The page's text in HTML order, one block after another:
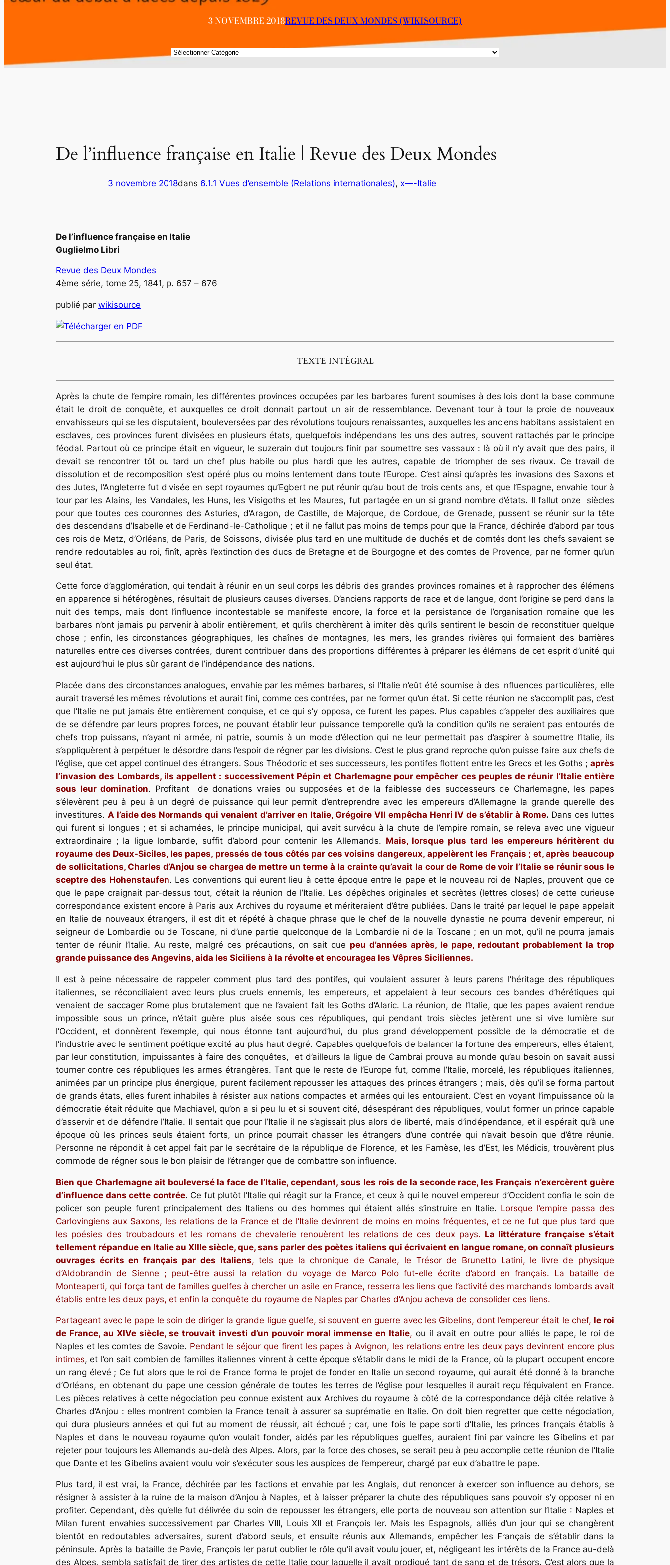
3 NOVEMBRE 2018REVUE DES DEUX MONDES (WIKISOURCE)
Catégories
De l’influence française en Italie | Revue des Deux Mondes
3 novembre 2018dans 6.1.1 Vues d’ensemble (Relations internationales), x—-Italie
De l’influence française en Italie
Guglielmo Libri
Revue des Deux Mondes
4ème série, tome 25, 1841, p. 657 – 676
publié par wikisource
TEXTE INTÉGRAL
Après la chute de l’empire romain, les différentes provinces occupées par les barbares furent soumises à des lois dont la base commune
était le droit de conquête, et auxquelles ce droit donnait partout un air de ressemblance. Devenant tour à tour la proie de nouveaux
envahisseurs qui se les disputaient, bouleversées par des révolutions toujours renaissantes, auxquelles les anciens habitans assistaient en
esclaves, ces provinces furent divisées en plusieurs états, quelquefois indépendans les uns des autres, souvent rattachés par le principe
féodal. Partout où ce principe était en vigueur, le suzerain dut toujours finir par soumettre ses vassaux : là où il n’y avait que des pairs, il
devait se rencontrer tôt ou tard un chef plus habile ou plus hardi que les autres, capable de triompher de ses rivaux. Ce travail de
dissolution et de recomposition s’est opéré plus ou moins lentement dans toute l’Europe. C’est ainsi qu’après les invasions des Saxons et
des Jutes, l’Angleterre fut divisée en sept royaumes qu’Egbert ne put réunir qu’au bout de trois cents ans, et que l’Espagne, envahie tour à
tour par les Alains, les Vandales, les Huns, les Visigoths et les Maures, fut partagée en un si grand nombre d’états. Il fallut onze siècles
pour que toutes ces couronnes des Asturies, d’Aragon, de Castille, de Majorque, de Cordoue, de Grenade, pussent se réunir sur la tête
des descendans d’Isabelle et de Ferdinand-le-Catholique ; et il ne fallut pas moins de temps pour que la France, déchirée d’abord par tous
ces rois de Metz, d’Orléans, de Paris, de Soissons, divisée plus tard en une multitude de duchés et de comtés dont les chefs savaient se
rendre redoutables au roi, finît, après l’extinction des ducs de Bretagne et de Bourgogne et des comtes de Provence, par ne former qu’un
seul état.
Cette force d’agglomération, qui tendait à réunir en un seul corps les débris des grandes provinces romaines et à rapprocher des élémens
en apparence si hétérogènes, résultait de plusieurs causes diverses. D’anciens rapports de race et de langue, dont l’origine se perd dans la
nuit des temps, mais dont l’influence incontestable se manifeste encore, la force et la persistance de l’organisation romaine que les
barbares n’ont jamais pu parvenir à abolir entièrement, et qu’ils cherchèrent à imiter dès qu’ils sentirent le besoin de reconstituer quelque
chose ; enfin, les circonstances géographiques, les chaînes de montagnes, les mers, les grandes rivières qui formaient des barrières
naturelles entre ces diverses contrées, durent contribuer dans des proportions différentes à préparer les élémens de cet esprit d’unité qui
est aujourd’hui le plus sûr garant de l’indépendance des nations.
Placée dans des circonstances analogues, envahie par les mêmes barbares, si l’Italie n’eût été soumise à des influences particulières, elle
aurait traversé les mêmes révolutions et aurait fini, comme ces contrées, par ne former qu’un état. Si cette réunion ne s’accomplit pas, c’est
que l’Italie ne put jamais être entièrement conquise, et ce qui s’y opposa, ce furent les papes. Plus capables d’appeler des auxiliaires que
de se défendre par leurs propres forces, ne pouvant établir leur puissance temporelle qu’à la condition qu’ils ne seraient pas entourés de
chefs trop puissans, n’ayant ni armée, ni patrie, soumis à un mode d’élection qui ne leur permettait pas d’aspirer à soumettre l’Italie, ils
s’appliquèrent à perpétuer le désordre dans l’espoir de régner par les divisions. C’est le plus grand reproche qu’on puisse faire aux chefs de
l’église, que cet appel continuel des étrangers. Sous Théodoric et ses successeurs, les pontifes flottent entre les Grecs et les Goths ; après
l’invasion des Lombards, ils appellent : successivement Pépin et Charlemagne pour empêcher ces peuples de réunir l’Italie entière
sous leur domination. Profitant de donations vraies ou supposées et de la faiblesse des successeurs de Charlemagne, les papes
s’élevèrent peu à peu à un degré de puissance qui leur permit d’entreprendre avec les empereurs d’Allemagne la grande querelle des
investitures. A l’aide des Normands qui venaient d’arriver en Italie, Grégoire VII empêcha Henri IV de s’établir à Rome. Dans ces luttes
qui furent si longues ; et si acharnées, le principe municipal, qui avait survécu à la chute de l’empire romain, se releva avec une vigueur
extraordinaire ; la ligue lombarde, suffit d’abord pour contenir les Allemands. Mais, lorsque plus tard les empereurs héritèrent du
royaume des Deux-Siciles, les papes, pressés de tous côtés par ces voisins dangereux, appelèrent les Français ; et, après beaucoup
de sollicitations, Charles d’Anjou se chargea de mettre un terme à la crainte qu’avait la cour de Rome de voir l’Italie se réunir sous le
sceptre des Hohenstaufen. Les conventions qui eurent lieu à cette époque entre le pape et le nouveau roi de Naples, prouvent que ce
que le pape craignait par-dessus tout, c’était la réunion de l’Italie. Les dépêches originales et secrètes (lettres closes) de cette curieuse
correspondance existent encore à Paris aux Archives du royaume et mériteraient d’être publiées. Dans le traité par lequel le pape appelait
en Italie de nouveaux étrangers, il est dit et répété à chaque phrase que le chef de la nouvelle dynastie ne pourra devenir empereur, ni
seigneur de Lombardie ou de Toscane, ni d’une partie quelconque de la Lombardie ni de la Toscane ; en un mot, qu’il ne pourra jamais
tenter de réunir l’Italie. Au reste, malgré ces précautions, on sait que peu d’années après, le pape, redoutant probablement la trop
grande puissance des Angevins, aida les Siciliens à la révolte et encouragea les Vêpres Siciliennes.
Il est à peine nécessaire de rappeler comment plus tard des pontifes, qui voulaient assurer à leurs parens l’héritage des républiques
italiennes, se réconciliaient avec leurs plus cruels ennemis, les empereurs, et appelaient à leur secours ces bandes d’hérétiques qui
venaient de saccager Rome plus brutalement que ne l’avaient fait les Goths d’Alaric. La réunion, de l’Italie, que les papes avaient rendue
impossible sous un prince, n’était guère plus aisée sous ces républiques, qui pendant trois siècles jetèrent une si vive lumière sur
l’Occident, et donnèrent l’exemple, qui nous étonne tant aujourd’hui, du plus grand développement possible de la démocratie et de
l’industrie avec le sentiment poétique excité au plus haut degré. Capables quelquefois de balancer la fortune des empereurs, elles étaient,
par leur constitution, impuissantes à faire des conquêtes, et d’ailleurs la ligue de Cambrai prouva au monde qu’au besoin on savait aussi
tourner contre ces républiques les armes étrangères. Tant que le reste de l’Europe fut, comme l’Italie, morcelé, les républiques italiennes,
animées par un principe plus énergique, purent facilement repousser les attaques des princes étrangers ; mais, dès qu’il se forma partout
de grands états, elles furent inhabiles à résister aux nations compactes et armées qui les entouraient. C’est en voyant l’impuissance où la
démocratie était réduite que Machiavel, qu’on a si peu lu et si souvent cité, désespérant des républiques, voulut former un prince capable
d’asservir et de défendre l’Italie. Il sentait que pour l’Italie il ne s’agissait plus alors de liberté, mais d’indépendance, et il espérait qu’à une
époque où les princes seuls étaient forts, un prince pourrait chasser les étrangers d’une contrée qui n’avait besoin que d’être réunie.
Personne ne répondit à cet appel fait par le secrétaire de la république de Florence, et les Farnèse, les d’Est, les Médicis, trouvèrent plus
commode de régner sous le bon plaisir de l’étranger que de combattre son influence.
Bien que Charlemagne ait bouleversé la face de l’Italie, cependant, sous les rois de la seconde race, les Français n’exercèrent guère
d’influence dans cette contrée. Ce fut plutôt l’Italie qui réagit sur la France, et ceux à qui le nouvel empereur d’Occident confia le soin de
policer son peuple furent principalement des Italiens ou des hommes qui étaient allés s’instruire en Italie. Lorsque l’empire passa des
Carlovingiens aux Saxons, les relations de la France et de l’Italie devinrent de moins en moins fréquentes, et ce ne fut que plus tard que
les poésies des troubadours et les romans de chevalerie renouèrent les relations de ces deux pays. La littérature française s’était
tellement répandue en Italie au XIIIe siècle, que, sans parler des poètes italiens qui écrivaient en langue romane, on connaît plusieurs
ouvrages écrits en français par des Italiens, tels que la chronique de Canale, le Trésorde Brunetto Latini, le livre de physique
d’Aldobrandin de Sienne ; peut-être aussi la relation du voyage de Marco Polo fut-elle écrite d’abord en français. La bataille de
Monteaperti, qui força tant de familles guelfes à chercher un asile en France, resserra les liens que l’activité des marchands lombards avait
établis entre les deux pays, et enfin la conquête du royaume de Naples par Charles d’Anjou acheva de consolider ces liens.
Partageant avec le pape le soin de diriger la grande ligue guelfe, si souvent en guerre avec les Gibelins, dont l’empereur était le chef, le roi
de France, au XIVe siècle, se trouvait investi d’un pouvoir moral immense en Italie, ou il avait en outre pour alliés le pape, le roi de
Naples et les comtes de Savoie. Pendant le séjour que firent les papes à Avignon, les relations entre les deux pays devinrent encore plus
intimes, et l’on sait combien de familles italiennes vinrent à cette époque s’établir dans le midi de la France, où la plupart occupent encore
un rang élevé ; Ce fut alors que le roi de France forma le projet de fonder en Italie un second royaume, qui aurait été donné à la branche
d’Orléans, en obtenant du pape une cession générale de toutes les terres de l’église pour lesquelles il aurait reçu l’équivalent en France.
Les pièces relatives à cette négociation peu connue existent aux Archives du royaume à côté de la correspondance déjà citée relative à
Charles d’Anjou : elles montrent combien la France tenait à assurer sa suprématie en Italie. On doit bien regretter que cette négociation,
qui dura plusieurs années et qui fut au moment de réussir, ait échoué ; car, une fois le pape sorti d’Italie, les princes français établis à
Naples et dans le nouveau royaume qu’on voulait fonder, aidés par les républiques guelfes, auraient fini par vaincre les Gibelins et par
rejeter pour toujours les Allemands au-delà des Alpes. Alors, par la force des choses, se serait peu à peu accomplie cette réunion de l’Italie
que Dante et les Gibelins avaient voulu voir s’exécuter sous les auspices de l’empereur, chargé par eux d’abattre le pape.
Plus tard, il est vrai, la France, déchirée par les factions et envahie par les Anglais, dut renoncer à exercer son influence au dehors, se
résigner à assister à la ruine de la maison d’Anjou à Naples, et à laisser préparer la chute des républiques sans pouvoir s’y opposer ni en
profiter. Cependant, dès qu’elle fut délivrée du soin de repousser les étrangers, elle porta de nouveau son attention sur l’Italie : Naples et
Milan furent envahies successivement par Charles VIII, Louis XII et François Ier. Mais les Espagnols, alliés d’un jour qui se changèrent
bientôt en redoutables adversaires, surent d’abord seuls, et ensuite réunis aux Allemands, empêcher les Français de s’établir dans la
péninsule. Après la bataille de Pavie, François Ier parut oublier le rôle qu’il avait voulu jouer, et, négligeant les intérêts de la France au-delà
des Alpes, sembla satisfait de tirer des artistes de cette Italie pour laquelle il avait prodigué tant de sang et de trésors. C’est alors que la